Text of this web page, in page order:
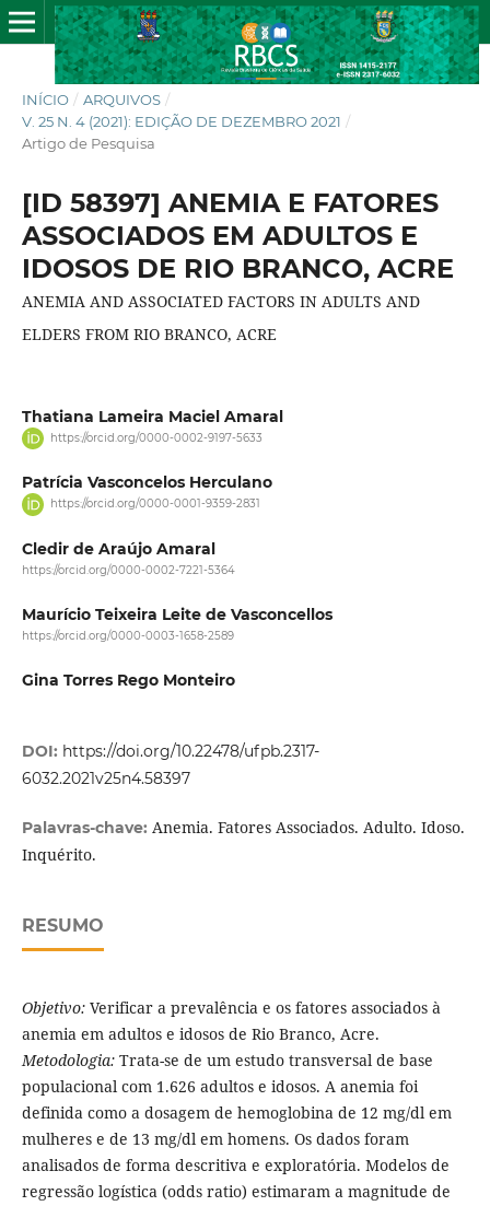
INÍCIO / ARQUIVOS /
V. 25 N. 4 (2021): EDIÇÃO DE DEZEMBRO 2021 /
Artigo de Pesquisa
[ID 58397] ANEMIA E FATORES
ASSOCIADOS EM ADULTOS E
IDOSOS DE RIO BRANCO, ACRE
ANEMIA AND ASSOCIATED FACTORS IN ADULTS AND
ELDERS FROM RIO BRANCO, ACRE
Thatiana Lameira Maciel Amaral
https://orcid.org/0000-0002-9197-5633
Patrícia Vasconcelos Herculano
https://orcid.org/0000-0001-9359-2831
Cledir de Araújo Amaral
https://orcid.org/0000-0002-7221-5364
Maurício Teixeira Leite de Vasconcellos
https://orcid.org/0000-0003-1658-2589
Gina Torres Rego Monteiro
DOI: https://doi.org/10.22478/ufpb.2317-
6032.2021v25n4.58397
Palavras-chave: Anemia. Fatores Associados. Adulto. Idoso.
Inquérito.
RESUMO
Objetivo:Verificar a prevalência e os fatores associados à
anemia em adultos e idosos de Rio Branco, Acre.
Metodologia:Trata-se de um estudo transversal de base
populacional com 1.626 adultos e idosos. A anemia foi
definida como a dosagem de hemoglobina de 12 mg/dl em
mulheres e de 13 mg/dl em homens. Os dados foram
analisados de forma descritiva e exploratória. Modelos de
regressão logística (odds ratio) estimaram a magnitude de